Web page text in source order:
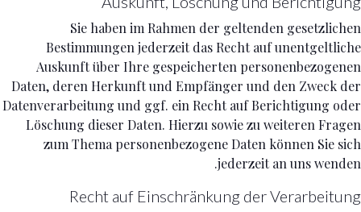
Sie haben im Rahmen der geltenden gesetzlichen
Bestimmungen jederzeit das Recht auf unentgeltliche
Auskunft über Ihre gespeicherten personenbezogenen
Daten, deren Herkunft und Empfänger und den Zweck der
Datenverarbeitung und ggf. ein Recht auf Berichtigung oder
Löschung dieser Daten. Hierzu sowie zu weiteren Fragen
zum Thema personenbezogene Daten können Sie sich
jederzeit an uns wenden.
Recht auf Einschränkung der Verarbeitung